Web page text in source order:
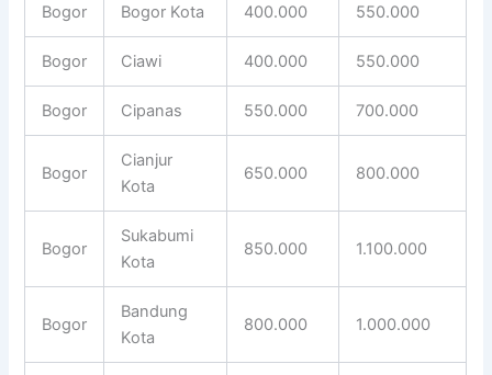
Bogor Bogor Kota 400.000 550.000
Bogor Ciawi 400.000 550.000
Bogor Cipanas 550.000 700.000
Bogor
Cianjur
Kota
650.000 800.000
Bogor
Sukabumi
Kota
850.000 1.100.000
Bogor
Bandung
Kota
800.000 1.000.000